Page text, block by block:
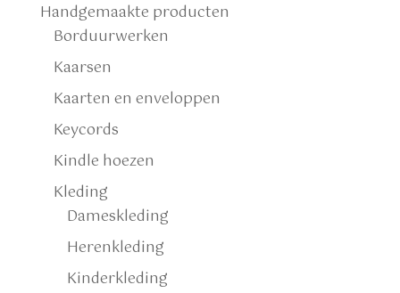
Handgemaakte producten
Borduurwerken
Kaarsen
Kaarten en enveloppen
Keycords
Kindle hoezen
Kleding
Dameskleding
Herenkleding
Kinderkleding